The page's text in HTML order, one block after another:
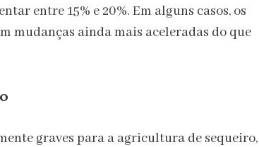
entre 15% e 20%. Em alguns casos, os
mudanças ainda mais aceleradas do que
graves para a agricultura de sequeiro,